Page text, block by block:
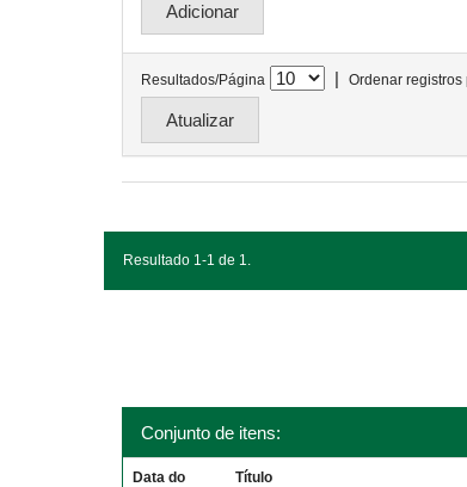
Resultados/Página | Ordenar registros
Resultado 1-1 de 1.
Conjunto de itens:
Data do Título